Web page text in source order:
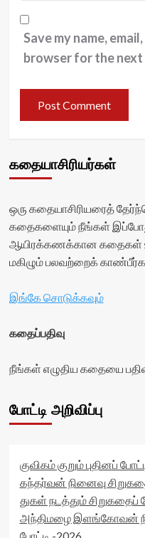
Save my name,
browser for the next
கதையாசிரியர்கள்
ஒரு கதையாசிரியரைத்
கதைகளையும் நீங்கள்
ஆயிரக்கணக்கான கதைகள்
மகிழும் பலவற்றைக்
இங்கே சொடுக்கவும்
கதைப்பதிவு
நீங்கள் எழுதிய கதையை
போட்டி அறிவிப்பு
குவிகம் குறும் புதினப்
கந்தர்வன் நினைவு
துகள் நடத்தும் சிறுகதைப்
அந்திமழை இளங்கோவன்